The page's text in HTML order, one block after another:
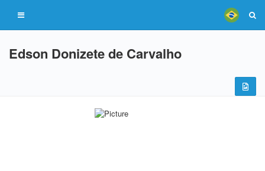
Edson Donizete de Carvalho